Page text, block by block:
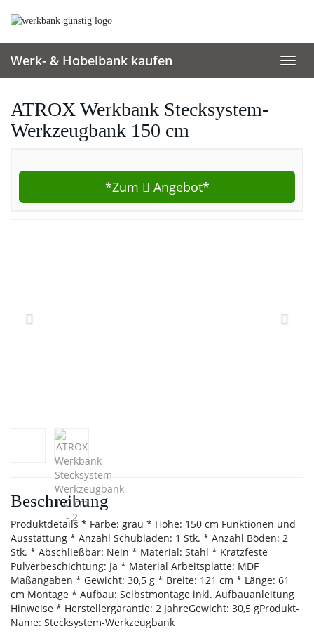
Werk- & Hobelbank kaufen
ATROX Werkbank Stecksystem-
Werkzeugbank 150 cm
*Zum Angebot*
Beschreibung
Produktdetails * Farbe: grau * Höhe: 150 cm Funktionen und
Ausstattung * Anzahl Schubladen: 1 Stk. * Anzahl Böden: 2
Stk. * Abschließbar: Nein * Material: Stahl * Kratzfeste
Pulverbeschichtung: Ja * Material Arbeitsplatte: MDF
Maßangaben * Gewicht: 30,5 g * Breite: 121 cm * Länge: 61
cm Montage * Aufbau: Selbstmontage inkl. Aufbauanleitung
Hinweise * Herstellergarantie: 2 JahreGewicht: 30,5 gProdukt-
Name: Stecksystem-Werkzeugbank